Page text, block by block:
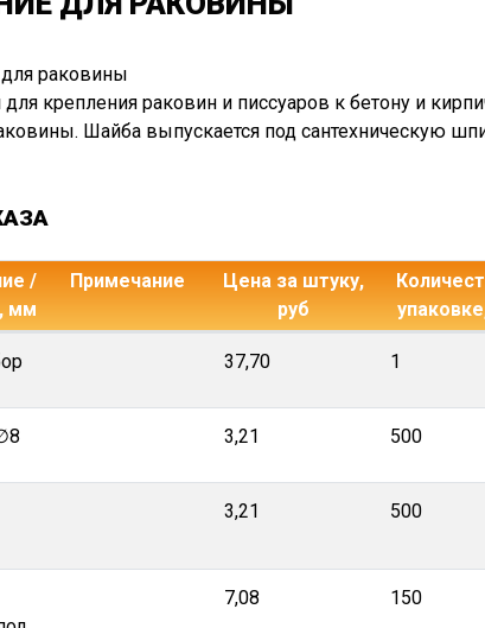
для крепления раковин и писсуаров к бетону и
Шайба выпускается под сантехническую
/
мм
Примечание
Цена за штуку,
руб
37,70 1
3,21 500
3,21 500
7,08 150